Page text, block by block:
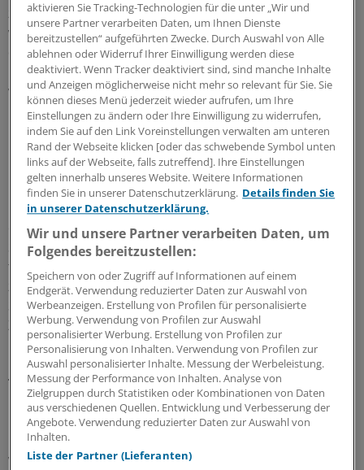
zunächst alternative Handlungsmöglichkeiten erörtert
werden. Man sollte sich fragen: Welche Not steht hinter
diesem Wunsch? Gibt es alternative Möglichkeiten, diese
Not zu lindern? Beruht der Wunsch auf einer
wohlüberlegten Entscheidung? Können steuernde
Einflüsse wie eine psychische Krankheit oder sozialer
Druck ausgeschlossen werden?
"Wenn dies alles beantwortet ist, sollte man aber die
Entscheidung des Patienten auch bei Lebenssattheit
respektieren", so Simon. Dies beinhaltet auch die Pflicht
einer Sterbebegleitung mit dem Ziel der
Symptomlinderung, nicht aber, um die Selbsttötung zu
fördern. "Der Arzt sollte Hilfe beim Sterben, aber nicht
zum Sterben leisten". Die ärztliche Garantenpflicht zur
Suizidintervention entfällt, denn die Alternative wäre die
Zwangsernährung, zu der der Patient sein
Einverständnis erteilen müsste.
Tathoheit beim Patienten
Und wie sieht das der Jurist? "Jeder Patient hat das
Recht, unerwünschte Maßnahmen abzulehnen, auch
wenn das mit dem Ziel des Todes geschieht, es gibt
aktivieren Sie Tracking-Technologien für die unter „Wir und
unsere Partner verarbeiten Daten, um Ihnen Dienste
bereitzustellen“ aufgeführten Zwecke. Durch Auswahl von Alle
ablehnen oder Widerruf Ihrer Einwilligung werden diese
deaktiviert. Wenn Tracker deaktiviert sind, sind manche Inhalte
und Anzeigen möglicherweise nicht mehr so relevant für Sie. Sie
können dieses Menü jederzeit wieder aufrufen, um Ihre
Einstellungen zu ändern oder Ihre Einwilligung zu widerrufen,
indem Sie auf den Link Voreinstellungen verwalten am unteren
Rand der Webseite klicken [oder das schwebende Symbol unten
links auf der Webseite, falls zutreffend]. Ihre Einstellungen
gelten innerhalb unseres Website. Weitere Informationen
finden Sie in unserer Datenschutzerklärung. Details finden Sie
in unserer Datenschutzerklärung.
Wir und unsere Partner verarbeiten Daten, um
Folgendes bereitzustellen:
Speichern von oder Zugriff auf Informationen auf einem
Endgerät. Verwendung reduzierter Daten zur Auswahl von
Werbeanzeigen. Erstellung von Profilen für personalisierte
Werbung. Verwendung von Profilen zur Auswahl
personalisierter Werbung. Erstellung von Profilen zur
Personalisierung von Inhalten. Verwendung von Profilen zur
Auswahl personalisierter Inhalte. Messung der Werbeleistung.
Messung der Performance von Inhalten. Analyse von
Zielgruppen durch Statistiken oder Kombinationen von Daten
aus verschiedenen Quellen. Entwicklung und Verbesserung der
Angebote. Verwendung reduzierter Daten zur Auswahl von
Inhalten.
Liste der Partner (Lieferanten)